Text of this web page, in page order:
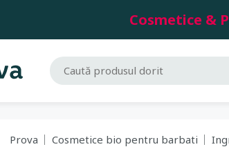
Cosmetice &
Prova Cosmetice bio pentru barbati